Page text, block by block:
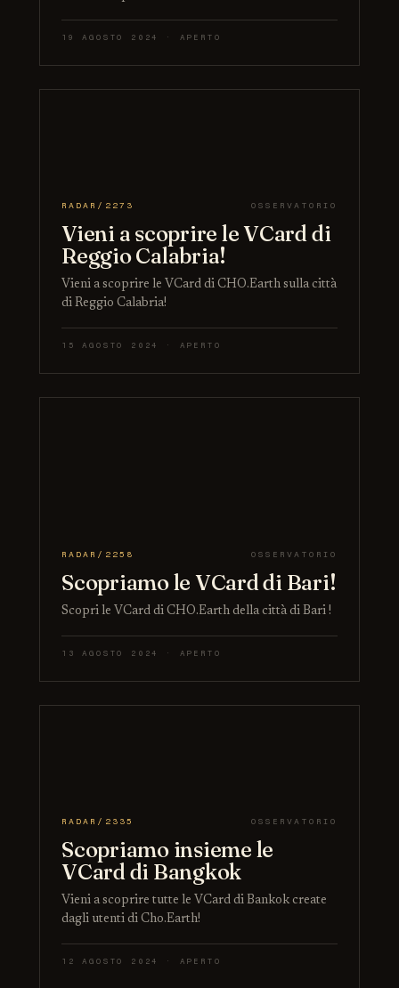
19 AGOSTO 2024 · APERTO
RADAR/2273 OSSERVATORIO
Vieni a scoprire le VCard di
Reggio Calabria!
Vieni a scoprire le VCard di CHO.Earth sulla città
di Reggio Calabria!
15 AGOSTO 2024 · APERTO
RADAR/2258 OSSERVATORIO
Scopriamo le VCard di Bari!
Scopri le VCard di CHO.Earth della città di Bari !
13 AGOSTO 2024 · APERTO
RADAR/2335 OSSERVATORIO
Scopriamo insieme le
VCard di Bangkok
Vieni a scoprire tutte le VCard di Bankok create
dagli utenti di Cho.Earth!
12 AGOSTO 2024 · APERTO